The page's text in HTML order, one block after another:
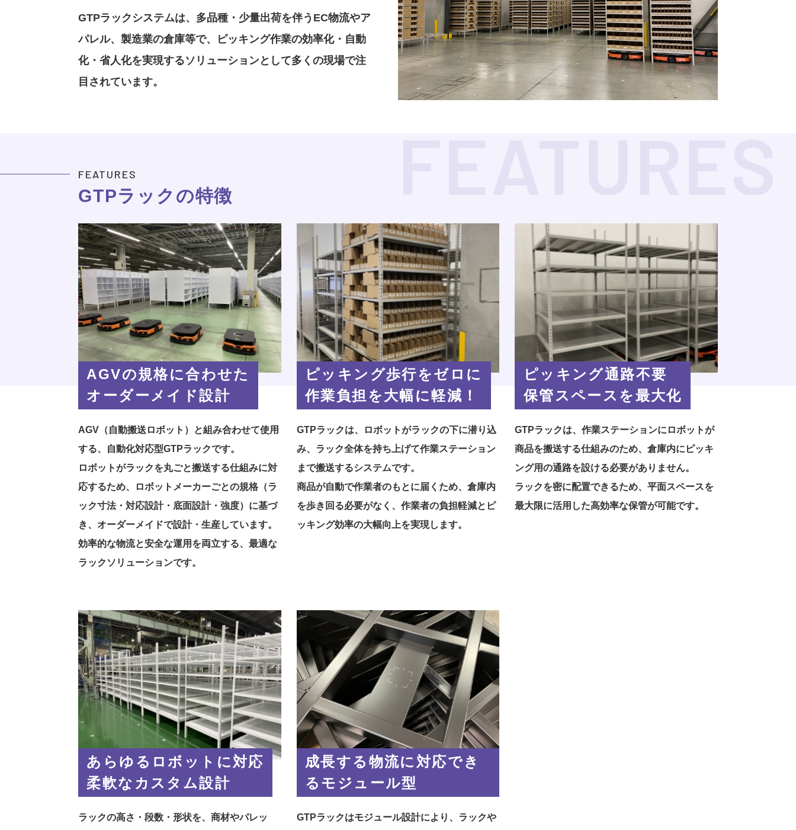
GTPラックシステムは、多品種・少量出荷を伴うEC物流やア
パレル、製造業の倉庫等で、ピッキング作業の効率化・自動
化・省人化を実現するソリューションとして多くの現場で注
目されています。
FEATURES
FEATURES
GTPラックの特徴
AGVの規格に合わせた
オーダーメイド設計
AGV（自動搬送ロボット）と組み合わせて使用
する、自動化対応型GTPラックです。
ロボットがラックを丸ごと搬送する仕組みに対
応するため、ロボットメーカーごとの規格（ラ
ック寸法・対応設計・底面設計・強度）に基づ
き、オーダーメイドで設計・生産しています。
効率的な物流と安全な運用を両立する、最適な
ラックソリューションです。
ピッキング歩行をゼロに
作業負担を大幅に軽減！
GTPラックは、ロボットがラックの下に潜り込
み、ラック全体を持ち上げて作業ステーション
まで搬送するシステムです。
商品が自動で作業者のもとに届くため、倉庫内
を歩き回る必要がなく、作業者の負担軽減とピ
ッキング効率の大幅向上を実現します。
ピッキング通路不要
保管スペースを最大化
GTPラックは、作業ステーションにロボットが
商品を搬送する仕組みのため、倉庫内にピッキ
ング用の通路を設ける必要がありません。
ラックを密に配置できるため、平面スペースを
最大限に活用した高効率な保管が可能です。
あらゆるロボットに対応
柔軟なカスタム設計
ラックの高さ・段数・形状を、商材やパレッ
成長する物流に対応でき
るモジュール型
GTPラックはモジュール設計により、ラックや